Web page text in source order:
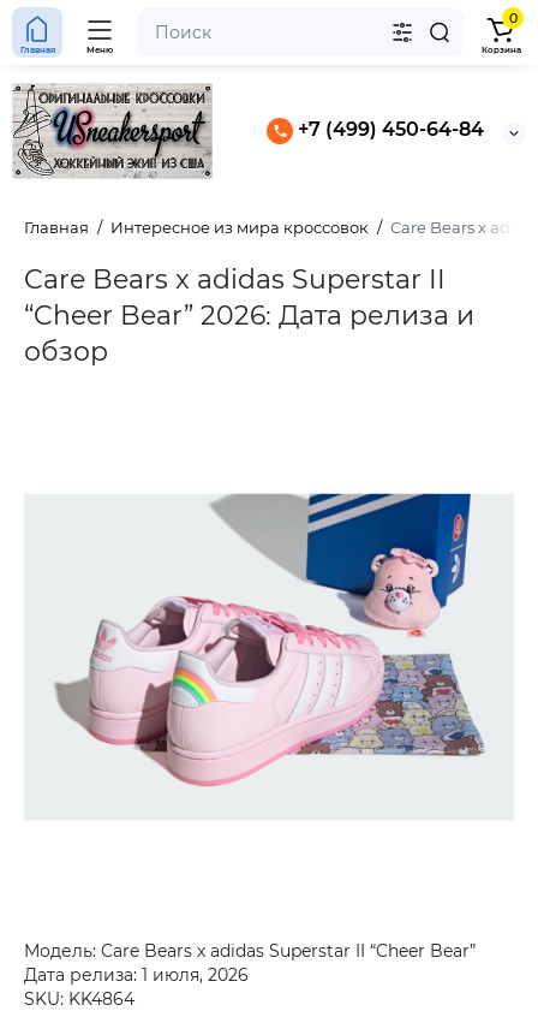
+7 (499) 450-64-84
Главная Меню
0
Корзина
Главная Интересное из мира кроссовок Care Bears x
Care Bears x adidas Superstar II
“Cheer Bear” 2026: Дата релиза и
обзор
Модель: Care Bears x adidas Superstar II “Cheer Bear”
Дата релиза: 1 июля, 2026
SKU: KK4864